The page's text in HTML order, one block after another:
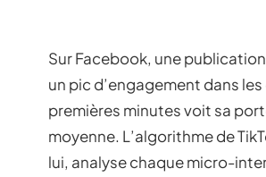
Sur Facebook, une
un pic d’engagement dans
premières minutes voit sa
moyenne. L’algorithme de
lui, analyse chaque micro-